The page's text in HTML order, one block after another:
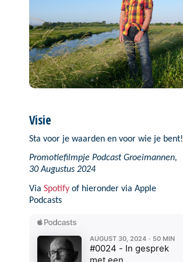
Visie
Sta voor je waarden en voor wie je bent!
Promotiefilmpje Podcast Groeimannen,
30 Augustus 2024
Via Spotify of hieronder via Apple
Podcasts